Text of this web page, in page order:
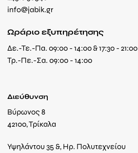
info@jabik.gr
Ωράριο εξυπηρέτησης
Δε.-Τε.-Πα. 09:00 - 14:00 & 17:30 - 21:00
Τρ.-Πε.-Σα. 09:00 - 14:00
Διεύθυνση
Βύρωνος 8
42100, Τρίκαλα
Υψηλάντου 35 &, Ηρ. Πολυτεχνείου